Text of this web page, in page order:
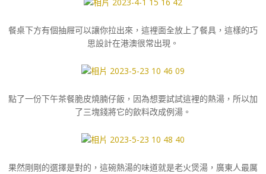
餐桌下方有個抽屜可以讓你拉出來，這裡面全放上了餐具，這樣的巧
思設計在港澳很常出現。
點了一份下午茶餐脆皮燒腩仔飯，因為想要試試這裡的熱湯，所以加
了三塊錢將它的飲料改成例湯。
果然剛剛的選擇是對的，這碗熱湯的味道就是老火煲湯，廣東人最厲